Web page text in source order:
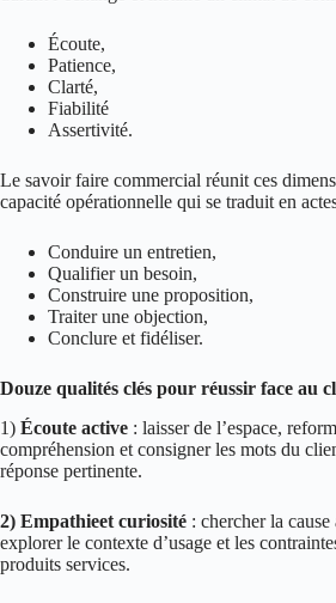
Écoute,
Patience,
Clarté,
Fiabilité
Assertivité.
Le savoir faire commercial réunit ces
capacité opérationnelle qui se traduit en
Conduire un entretien,
Qualifier un besoin,
Construire une proposition,
Traiter une objection,
Conclure et fidéliser.
Douze qualités clés pour réussir face au
1) Écoute active : laisser de l’espace,
compréhension et consigner les mots du
réponse pertinente.
2) Empathieet curiosité : chercher la
explorer le contexte d’usage et les
produits services.